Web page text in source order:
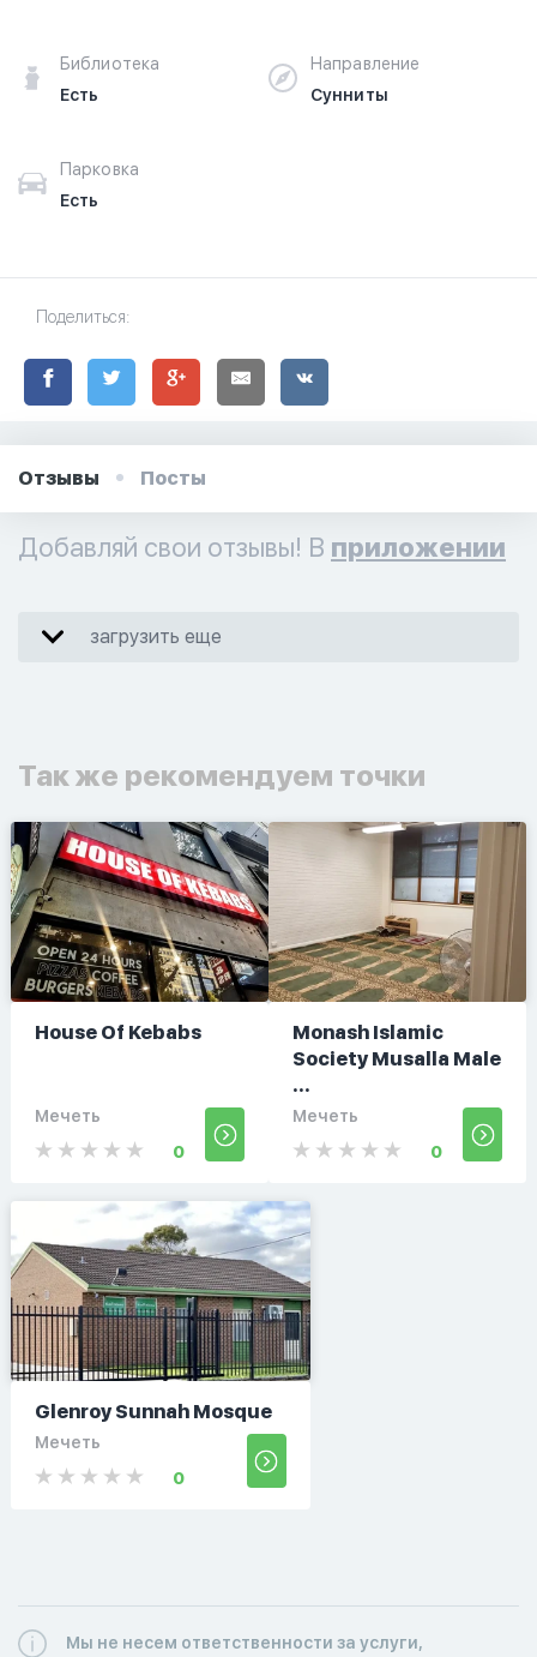
Библиотека
Есть
Направление
Сунниты
Парковка
Есть
Поделиться:
Отзывы Посты
Добавляй свои отзывы! В приложении
загрузить еще
Так же рекомендуем точки
House Of Kebabs
Мечеть
0
Monash Islamic
Society Musalla Male
...
Мечеть
0
Glenroy Sunnah Mosque
Мечеть
0
Мы не несем ответственности за услуги,